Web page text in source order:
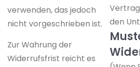
verwenden, das jedoch
nicht vorgeschrieben ist.
Zur Wahrung der
Widerrufsfrist reicht es
den